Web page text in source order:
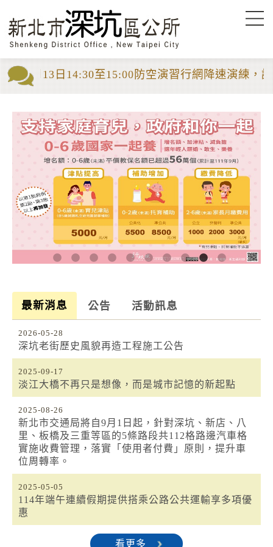
「8月13日14:30至15:00防空演習行網降速演練，
1 2 3 4 5 6 7 8 9 10
最新消息 公告 活動訊息
2026-05-28
深坑老街歷史風貌再造工程施工公告
2025-09-17
淡江大橋不再只是想像，而是城市記憶的新起點
2025-08-26
新北市交通局將自9月1日起，針對深坑、新店、八
里、板橋及三重等區的5條路段共112格路邊汽車格
實施收費管理，落實「使用者付費」原則，提升車
位周轉率。
2025-05-05
114年端午連續假期提供搭乘公路公共運輸享多項優
惠
看更多